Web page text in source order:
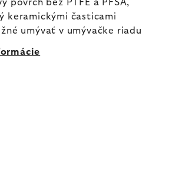
povrch bez PTFE a PFSA,
keramickými časticami
umývať v umývačke riadu